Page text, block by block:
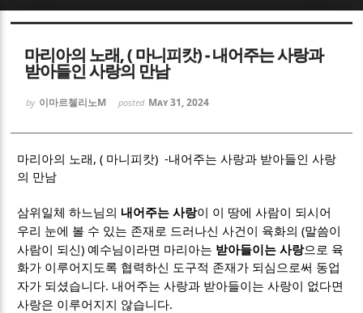
마리아의 노래, ( 마니피캇) - 내어주는 사랑과
받아들인 사랑의 만남
by 이마르첼리노M posted May 31, 2024
마리아의 노래 , ( 마니피캇) -내어주는 사랑과 받아들인 사랑
의 만남
삼위일체 하느님의 내어주는 사랑이 이 땅에 사람이 되시어
우리 눈에 볼 수 있는 존재로 드러나신 사건이 육화의(말씀이
사람이 되신)예수님이라면 마리아는 받아들이는 사랑으로 육
화가 이루어지도록 협력하신 도구적 존재가 되심으로써 동업
자가 되셨습니다. 내어주는 사랑과 받아들이는 사랑이 없다면
사랑은 이루어지지 않습니다.
Sketchbook5, 스케치북5
Sketchbook5, 스케치북5
Sketchbook5, 스케치북5
Sketchbook5, 스케치북5